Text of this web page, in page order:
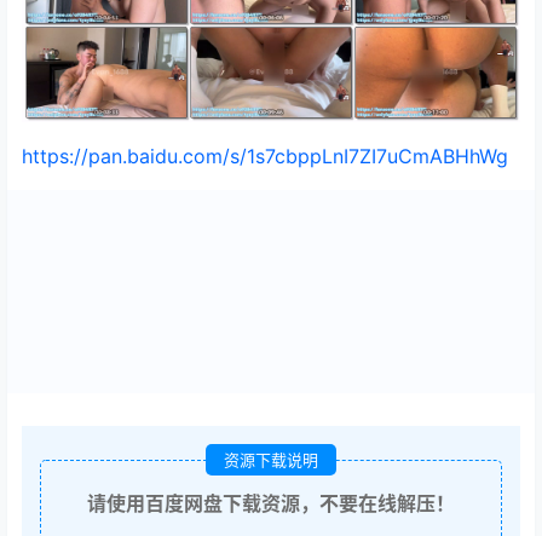
https://pan.baidu.com/s/1s7cbppLnI7ZI7uCmABHhWg
资源下载说明
请使用百度网盘下载资源，不要在线解压！